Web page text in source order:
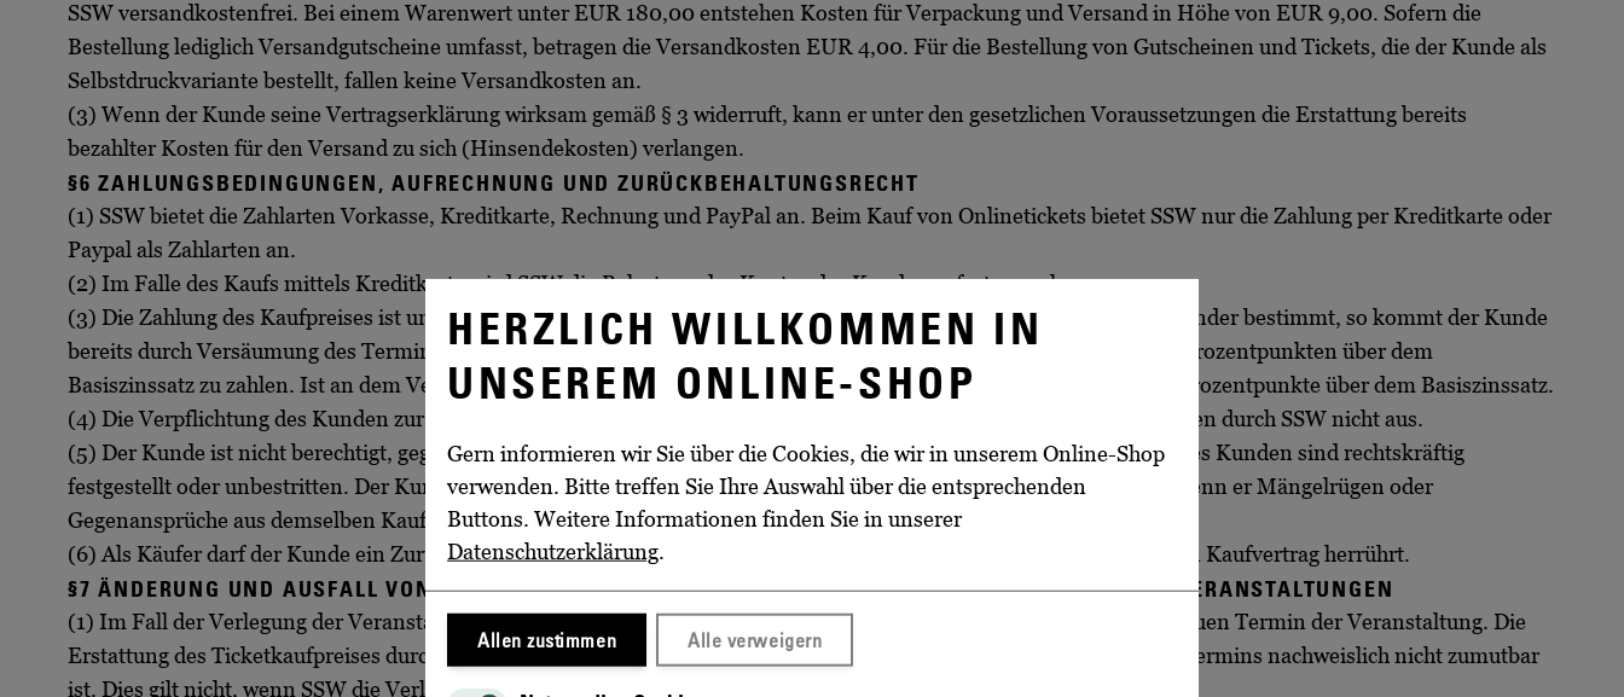
HERZLICH WILLKOMMEN IN
UNSEREM ONLINE-SHOP
Gern informieren wir Sie über die Cookies, die wir in unserem Online-Shop
verwenden. Bitte treffen Sie Ihre Auswahl über die entsprechenden
Buttons. Weitere Informationen finden Sie in unserer
Datenschutzerklärung.
Allen zustimmen Alle verweigern
SSW versandkostenfrei. Bei einem Warenwert unter EUR 180,00 entstehen Kosten für Verpackung und Versand in Höhe von EUR 9,00. Sofern die
Bestellung lediglich Versandgutscheine umfasst, betragen die Versandkosten EUR 4,00. Für die Bestellung von Gutscheinen und Tickets, die der Kunde als
Selbstdruckvariante bestellt, fallen keine Versandkosten an.
(3) Wenn der Kunde seine Vertragserklärung wirksam gemäß § 3 widerruft, kann er unter den gesetzlichen Voraussetzungen die Erstattung bereits
bezahlter Kosten für den Versand zu sich (Hinsendekosten) verlangen.
§6 ZAHLUNGSBEDINGUNGEN, AUFRECHNUNG UND ZURÜCKBEHALTUNGSRECHT
(1) SSW bietet die Zahlarten Vorkasse, Kreditkarte, Rechnung und PayPal an. Beim Kauf von Onlinetickets bietet SSW nur die Zahlung per Kreditkarte oder
Paypal als Zahlarten an.
(2) Im Falle des Kaufs mittels Kreditkarte wird SSW die Belastung des Kontos des Kunden sofort veranlassen.
(3) Die Zahlung des Kaufpreises ist unmittelbar mit Vertragsschluss fällig. Ist die Fälligkeit der Zahlung nach dem Kalender bestimmt, so kommt der Kunde
bereits durch Versäumung des Termins in Verzug. In diesem Fall hat er der SSW für das Jahr Verzugszinsen i. H. v. 5 Prozentpunkten über dem
Basiszinssatz zu zahlen. Ist an dem Vertrag kein Verbraucher beteiligt, beträgt der Zinssatz für Entgeltforderungen 9 Prozentpunkte über dem Basiszinssatz.
(4) Die Verpflichtung des Kunden zur Zahlung von Verzugszinsen schließt die Geltendmachung weiterer Verzugsschäden durch SSW nicht aus.
(5) Der Kunde ist nicht berechtigt, gegenüber Forderungen der SSW aufzurechnen, es sei denn, die Gegenansprüche des Kunden sind rechtskräftig
festgestellt oder unbestritten. Der Kunde ist zur Aufrechnung gegenüber den Forderungen der SSW auch berechtigt, wenn er Mängelrügen oder
Gegenansprüche aus demselben Kaufvertrag geltend macht.
(6) Als Käufer darf der Kunde ein Zurückbehaltungsrecht nur dann ausüben, wenn sein Gegenanspruch aus demselben Kaufvertrag herrührt.
§7 ÄNDERUNG UND AUSFALL VON VERANSTALTUNGEN, UMTAUSCH UND RÜCKGABE VON TICKETS FÜR VERANSTALTUNGEN
(1) Im Fall der Verlegung der Veranstaltung behalten die Tickets der verlegten Veranstaltung ihre Gültigkeit für den neuen Termin der Veranstaltung. Die
Erstattung des Ticketkaufpreises durch SSW erfolgt nur, wenn dem Kunden die Wahrnehmung des neuen, verlegten Termins nachweislich nicht zumutbar
ist. Dies gilt nicht, wenn SSW die Verlegung der Veranstaltung zu vertreten hat.